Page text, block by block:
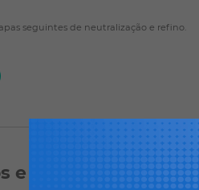
seguintes de neutralização e refino.
e riscos em